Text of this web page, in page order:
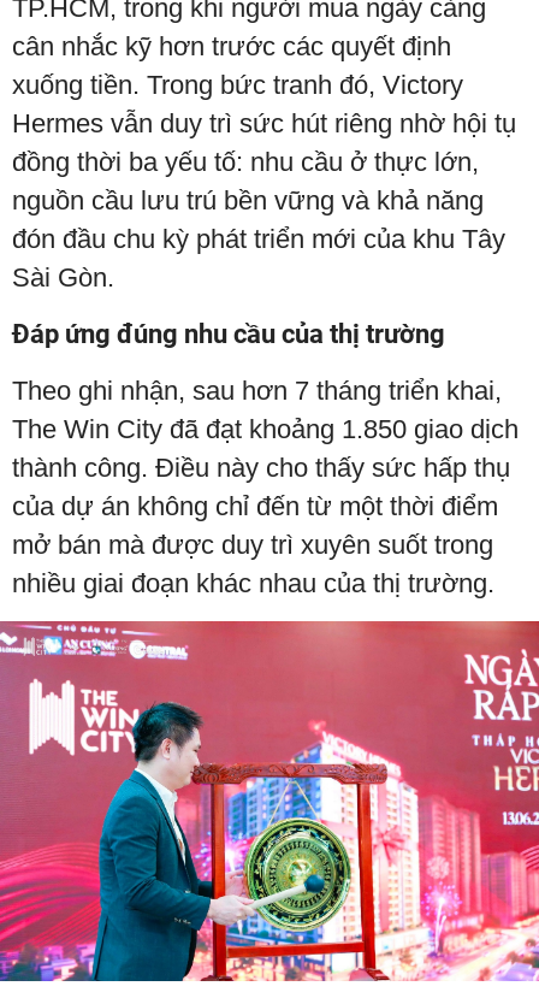
TP.HCM, trong khi người mua ngày càng
cân nhắc kỹ hơn trước các quyết định
xuống tiền. Trong bức tranh đó, Victory
Hermes vẫn duy trì sức hút riêng nhờ hội tụ
đồng thời ba yếu tố: nhu cầu ở thực lớn,
nguồn cầu lưu trú bền vững và khả năng
đón đầu chu kỳ phát triển mới của khu Tây
Sài Gòn.
Đáp ứng đúng nhu cầu của thị trường
Theo ghi nhận, sau hơn 7 tháng triển khai,
The Win City đã đạt khoảng 1.850 giao dịch
thành công. Điều này cho thấy sức hấp thụ
của dự án không chỉ đến từ một thời điểm
mở bán mà được duy trì xuyên suốt trong
nhiều giai đoạn khác nhau của thị trường.